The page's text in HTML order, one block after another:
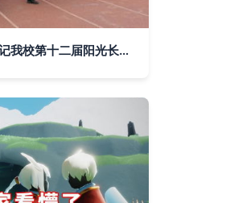
青春飞扬，阳光相伴——记我校第十二届阳光长跑活动顺利举行